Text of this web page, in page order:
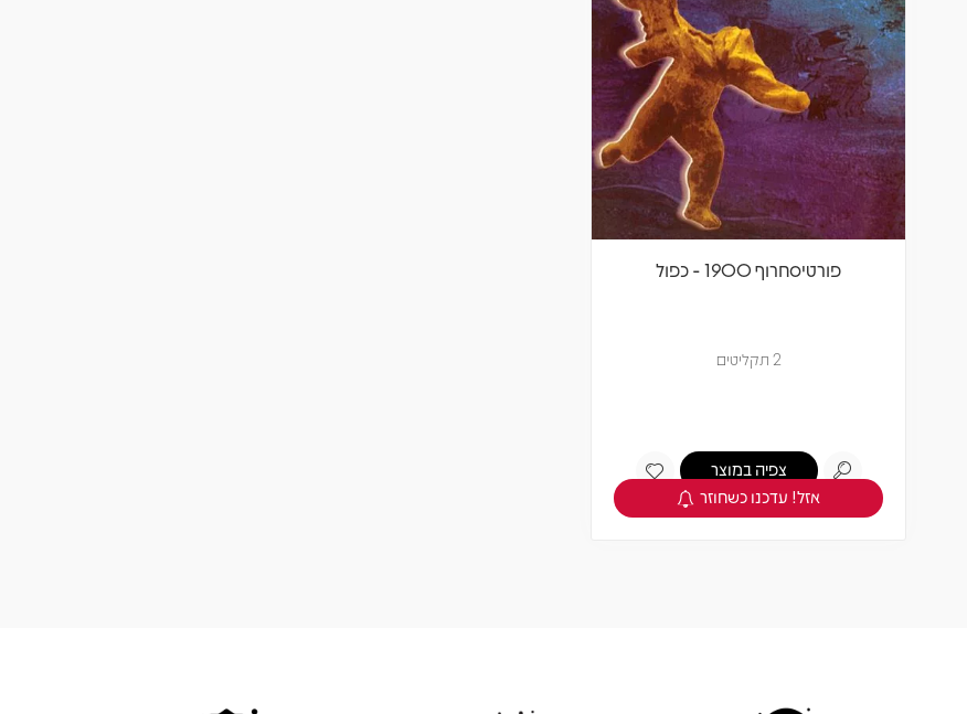
פורטיסחרוף 1900 - כפול
2 תקליטים
צפיה במוצר
אזל! עדכנו כשחוזר